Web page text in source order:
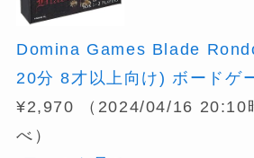
Domina Games Blade
20分 8才以上向け) ボードゲ
¥2,970
（2024/04/16 20:10
べ）